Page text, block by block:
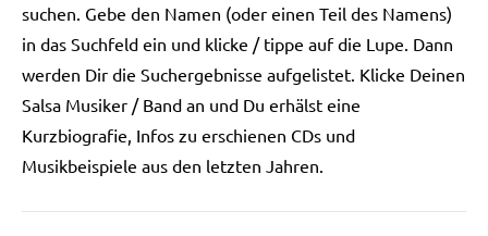
suchen. Gebe den Namen (oder einen Teil des Namens)
in das Suchfeld ein und klicke / tippe auf die Lupe. Dann
werden Dir die Suchergebnisse aufgelistet. Klicke Deinen
Salsa Musiker / Band an und Du erhälst eine
Kurzbiografie, Infos zu erschienen CDs und
Musikbeispiele aus den letzten Jahren.